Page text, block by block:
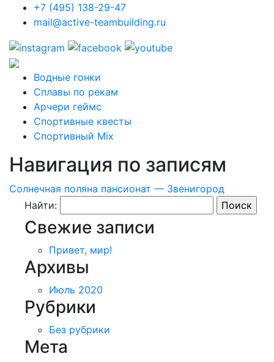
+7 (495) 138-29-47
mail@active-teambuilding.ru
Водные гонки
Сплавы по рекам
Арчери геймс
Спортивные квесты
Спортивный Mix
Навигация по записям
Солнечная поляна пансионат — Звенигород
Найти:
Свежие записи
Привет, мир!
Архивы
Июль 2020
Рубрики
Без рубрики
Мета